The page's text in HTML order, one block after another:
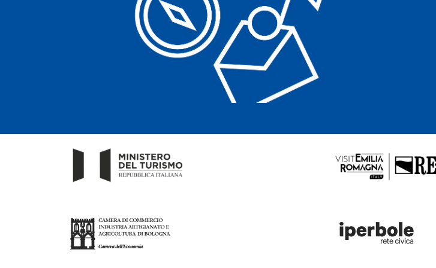
Cancella filtri